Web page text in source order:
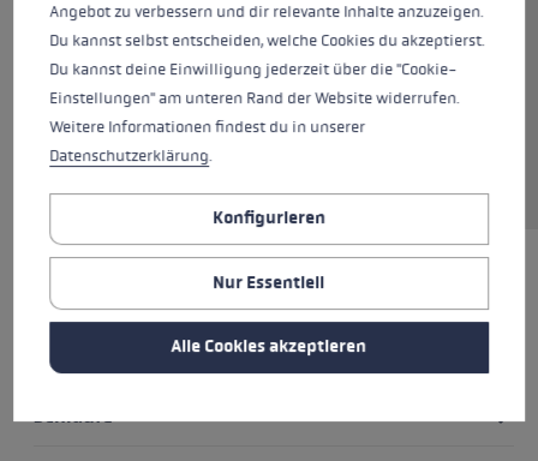
Sportiver Langlaufstock für
Jugendliche. Die Nordic Schlaufe
lässt sich einfach verstellen und
die leichten Aluminiumrohre
bringen dir eine hohe Stabilität
Angebot zu verbessern und dir relevante Inhalte anzuzeigen.
Du kannst selbst entscheiden, welche Cookies du akzeptierst.
Du kannst deine Einwilligung jederzeit über die "Cookie-
Einstellungen" am unteren Rand der Website widerrufen.
Weitere Informationen findest du in unserer
Datenschutzerklärung.
Konfigurieren
Nur Essentiell
Alle Cookies akzeptieren